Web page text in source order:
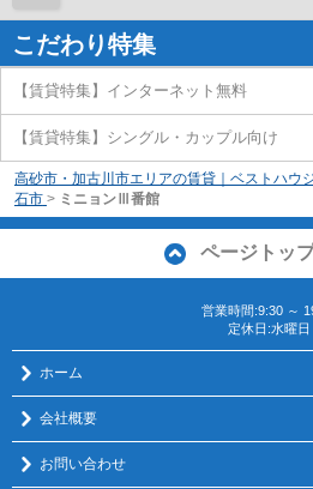
こだわり特集
【賃貸特集】インターネット無料
【賃貸特集】シングル・カップル向け
高砂市・加古川市エリアの賃貸｜ベストハウ
石市 > ミニョンⅢ番館
ページトッ
営業時間:9:30 ～
定休日:水曜日
ホーム
会社概要
お問い合わせ